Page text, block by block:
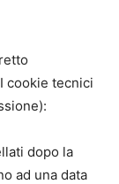
cookie tecnici
dopo la
ad una data